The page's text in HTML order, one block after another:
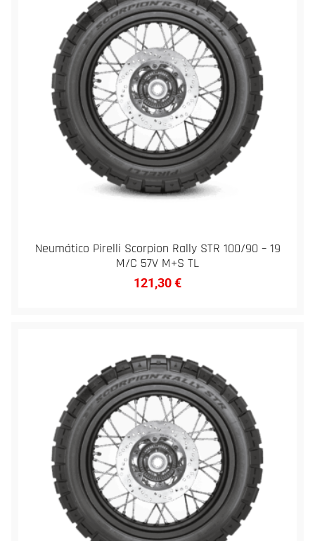
Neumático Pirelli Scorpion Rally STR 100/90 – 19
M/C 57V M+S TL
121,30€